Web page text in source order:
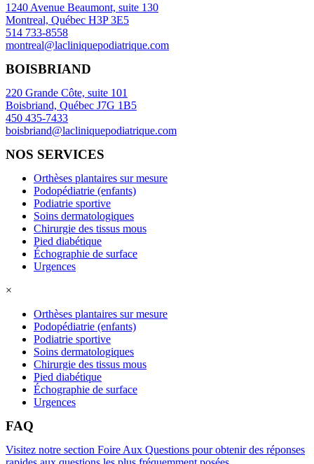
1240 Avenue Beaumont, suite 130
Montreal, Québec H3P 3E5
514 733-8558
montreal@lacliniquepodiatrique.com
BOISBRIAND
220 Grande Côte, suite 101
Boisbriand, Québec J7G 1B5
450 435-7433
boisbriand@lacliniquepodiatrique.com
NOS SERVICES
Orthèses plantaires sur mesure
Podopédiatrie (enfants)
Podiatrie sportive
Soins dermatologiques
Chirurgie des tissus mous
Pied diabétique
Échographie de surface
Urgences
×
Orthèses plantaires sur mesure
Podopédiatrie (enfants)
Podiatrie sportive
Soins dermatologiques
Chirurgie des tissus mous
Pied diabétique
Échographie de surface
Urgences
FAQ
Visitez notre section Foire Aux Questions pour obtenir des réponses